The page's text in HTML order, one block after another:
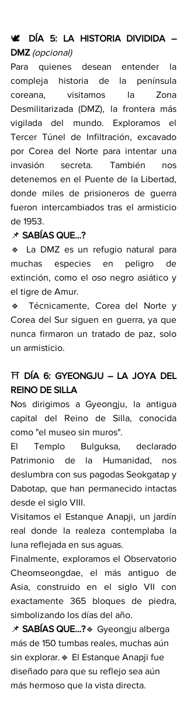
🕊️ DÍA 5: LA HISTORIA DIVIDIDA –
DMZ (opcional)
Para quienes desean entender la
compleja historia de la península
coreana, visitamos la Zona
Desmilitarizada (DMZ), la frontera más
vigilada del mundo. Exploramos el
Tercer Túnel de Infiltración, excavado
por Corea del Norte para intentar una
invasión secreta. También nos
detenemos en el Puente de la Libertad,
donde miles de prisioneros de guerra
fueron intercambiados tras el armisticio
de 1953.
📌 SABÍAS QUE…?
🔹 La DMZ es un refugio natural para
muchas especies en peligro de
extinción, como el oso negro asiático y
el tigre de Amur.
🔹 Técnicamente, Corea del Norte y
Corea del Sur siguen en guerra, ya que
nunca firmaron un tratado de paz, solo
un armisticio.
⛩️ DÍA 6: GYEONGJU – LA JOYA DEL
REINO DE SILLA
Nos dirigimos a Gyeongju, la antigua
capital del Reino de Silla, conocida
como "el museo sin muros".
El Templo Bulguksa, declarado
Patrimonio de la Humanidad, nos
deslumbra con sus pagodas Seokgatap y
Dabotap, que han permanecido intactas
desde el siglo VIII.
Visitamos el Estanque Anapji, un jardín
real donde la realeza contemplaba la
luna reflejada en sus aguas.
Finalmente, exploramos el Observatorio
Cheomseongdae, el más antiguo de
Asia, construido en el siglo VII con
exactamente 365 bloques de piedra,
simbolizando los días del año.
📌 SABÍAS QUE…?🔹 Gyeongju alberga
más de 150 tumbas reales, muchas aún
sin explorar.🔹 El Estanque Anapji fue
diseñado para que su reflejo sea aún
más hermoso que la vista directa.